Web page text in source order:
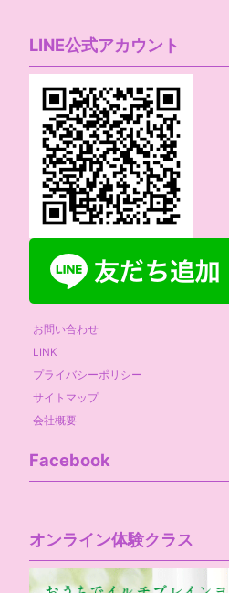
LINE公式アカウント
お問い合わせ
LINK
プライバシーポリシー
サイトマップ
会社概要
Facebook
オンライン体験クラス